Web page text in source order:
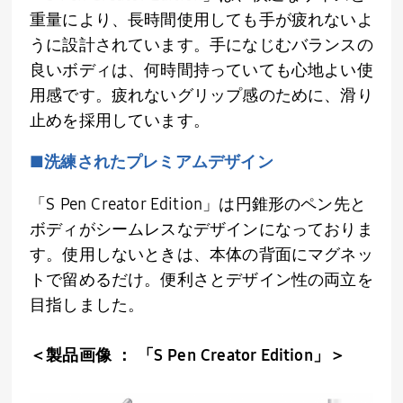
重量により、長時間使用しても手が疲れないよ
うに設計されています。手になじむバランスの
良いボディは、何時間持っていても心地よい使
用感です。疲れないグリップ感のために、滑り
止めを採用しています。
■洗練されたプレミアムデザイン
「S Pen Creator Edition」は円錐形のペン先と
ボディがシームレスなデザインになっておりま
す。使用しないときは、本体の背面にマグネッ
トで留めるだけ。便利さとデザイン性の両立を
目指しました。
＜製品画像 ： 「S Pen Creator Edition」＞